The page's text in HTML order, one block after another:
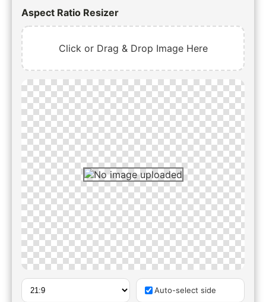
Aspect Ratio Resizer
Click or Drag & Drop Image Here
Auto-select side